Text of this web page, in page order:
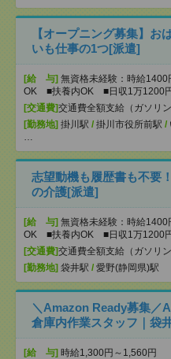
【オープニング募集】お
いも仕事の1つ[派遣]
[給 与] 無資格未経験：時給
OK ■扶養内OK ■日収1万1200
[交通費]交通費全額支給（ガソリン
[勤務地] 掛川駅 / 掛川市役所前駅 /
…
志望動機も履歴書も不要
の介護[派遣]
[給 与] 無資格未経験：時給
OK ■扶養内OK ■日収1万1200
[交通費]交通費全額支給（ガソリン
[勤務地] 袋井駅 / 愛野(静岡県)駅
＼Amazon Ready募集
倉庫内作業スタッフ｜袋
[給 与] 時給1,300円～1,560円